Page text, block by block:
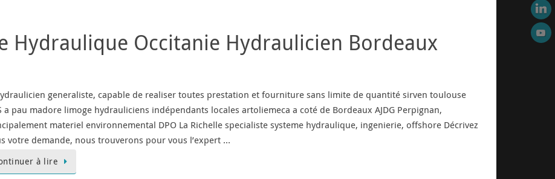
Hydraulique Occitanie Hydraulicien Bordeaux
generaliste, capable de realiser toutes prestation et fourniture sans limite de quantité sirven toulouse
a pau madore limoge hydrauliciens indépendants locales artoliemeca a coté de Bordeaux AJDG Perpignan,
materiel environnemental DPO La Richelle specialiste systeme hydraulique, ingenierie, offshore Décrivez
votre demande, nous trouverons pour vous l’expert …
à lire